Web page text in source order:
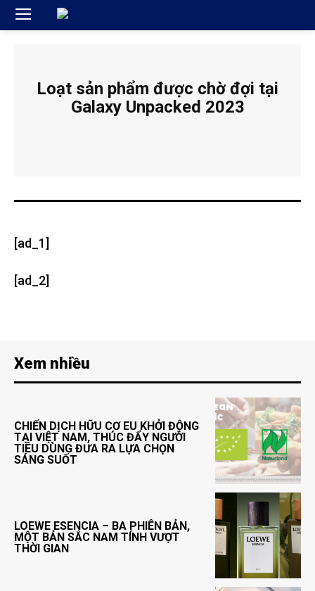
Loạt sản phẩm được chờ đợi tại
Galaxy Unpacked 2023
[ad_1]
[ad_2]
Xem nhiều
CHIẾN DỊCH HỮU CƠ EU KHỞI ĐỘNG
TẠI VIỆT NAM, THÚC ĐẨY NGƯỜI
TIÊU DÙNG ĐƯA RA LỰA CHỌN
SÁNG SUỐT
LOEWE ESENCIA – BA PHIÊN BẢN,
MỘT BẢN SẮC NAM TÍNH VƯỢT
THỜI GIAN